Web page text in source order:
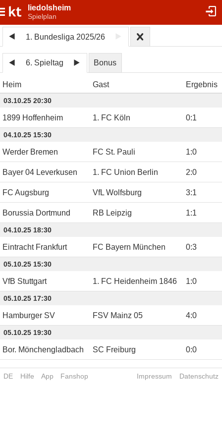
liedolsheim
Spielplan
1. Bundesliga 2025/26
6. Spieltag Bonus
Heim Gast Ergebnis
03.10.25 20:30
1899 Hoffenheim 1. FC Köln 0:1
04.10.25 15:30
Werder Bremen FC St. Pauli 1:0
Bayer 04 Leverkusen 1. FC Union Berlin 2:0
FC Augsburg VfL Wolfsburg 3:1
Borussia Dortmund RB Leipzig 1:1
04.10.25 18:30
Eintracht Frankfurt FC Bayern München 0:3
05.10.25 15:30
VfB Stuttgart 1. FC Heidenheim 1846 1:0
05.10.25 17:30
Hamburger SV FSV Mainz 05 4:0
05.10.25 19:30
Bor. Mönchengladbach SC Freiburg 0:0
DE Hilfe App Fanshop Impressum Datenschutz